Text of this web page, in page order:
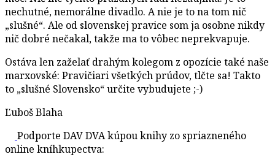
nechutné, nemorálne divadlo. A nie je to na tom nič
„slušné“. Ale od slovenskej pravice som ja osobne nikdy
nič dobré nečakal, takže ma to vôbec neprekvapuje.
Ostáva len zaželať drahým kolegom z opozície také naše
marxovské: Pravičiari všetkých prúdov, tlčte sa! Takto
to „slušné Slovensko“ určite vybudujete ;-)
Ľuboš Blaha
Podporte DAV DVA kúpou knihy zo spriazneného
online kníhkupectva: